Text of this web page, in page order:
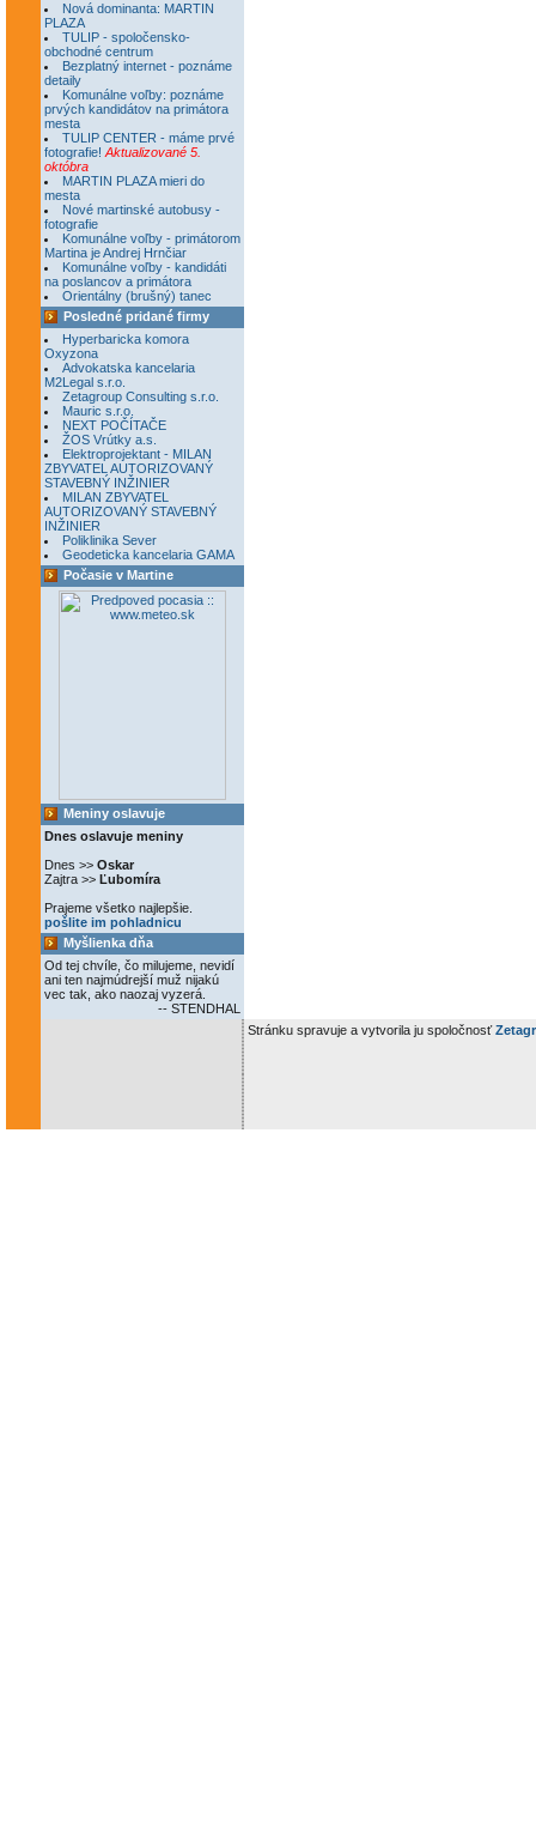
Nová dominanta: MARTIN
PLAZA
TULIP - spoločensko-
obchodné centrum
Bezplatný internet - poznáme
detaily
Komunálne voľby: poznáme
prvých kandidátov na primátora
mesta
TULIP CENTER - máme prvé
fotografie! Aktualizované 5.
októbra
MARTIN PLAZA mieri do
mesta
Nové martinské autobusy -
fotografie
Komunálne voľby - primátorom
Martina je Andrej Hrnčiar
Komunálne voľby - kandidáti
na poslancov a primátora
Orientálny (brušný) tanec
Posledné pridané firmy
Hyperbaricka komora
Oxyzona
Advokatska kancelaria
M2Legal s.r.o.
Zetagroup Consulting s.r.o.
Mauric s.r.o.
NEXT POČÍTAČE
ŽOS Vrútky a.s.
Elektroprojektant - MILAN
ZBYVATEL AUTORIZOVANÝ
STAVEBNÝ INŽINIER
MILAN ZBYVATEL
AUTORIZOVANÝ STAVEBNÝ
INŽINIER
Poliklinika Sever
Geodeticka kancelaria GAMA
Počasie v Martine
Meniny oslavuje
Dnes oslavuje meniny
Dnes >> Oskar
Zajtra >> Ľubomíra
Prajeme všetko najlepšie.
pošlite im pohladnicu
Myšlienka dňa
Od tej chvíle, čo milujeme, nevidí
ani ten najmúdrejší muž nijakú
vec tak, ako naozaj vyzerá.
-- STENDHAL
Stránku spravuje a vytvorila ju spoločnosť